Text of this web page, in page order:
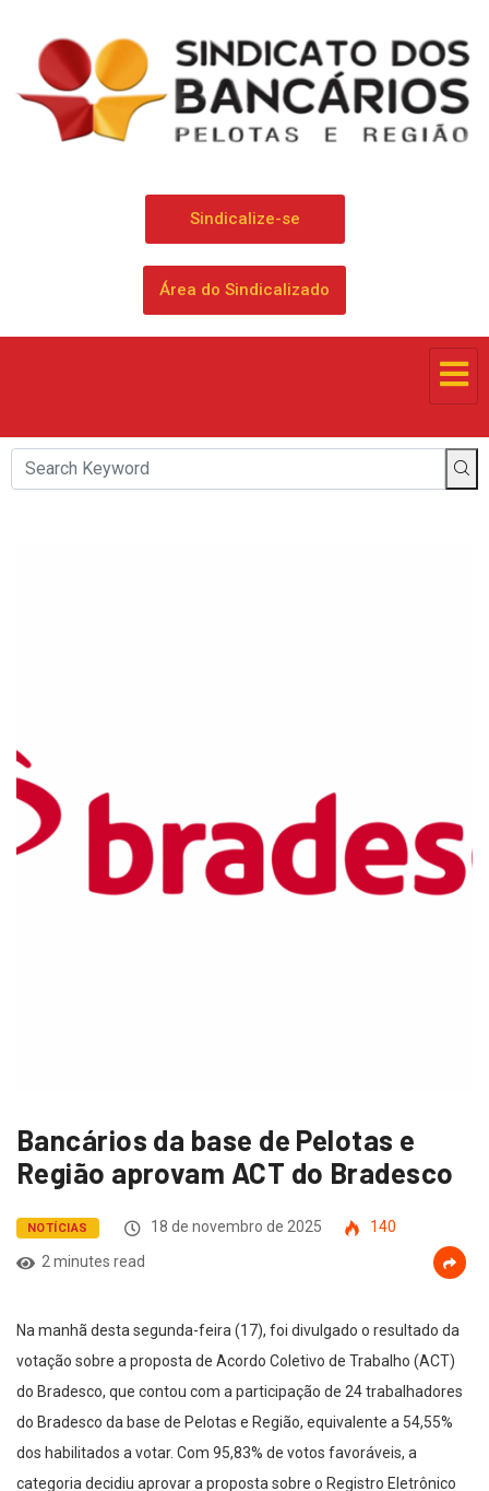
Sindicalize-se
Área do Sindicalizado
Bancários da base de Pelotas e
Região aprovam ACT do Bradesco
NOTÍCIAS 18 de novembro de 2025
140
2 minutes read
Na manhã desta segunda-feira (17), foi divulgado o resultado da
votação sobre a proposta de Acordo Coletivo de Trabalho (ACT)
do Bradesco, que contou com a participação de 24 trabalhadores
do Bradesco da base de Pelotas e Região, equivalente a 54,55%
dos habilitados a votar. Com 95,83% de votos favoráveis, a
categoria decidiu aprovar a proposta sobre o Registro Eletrônico